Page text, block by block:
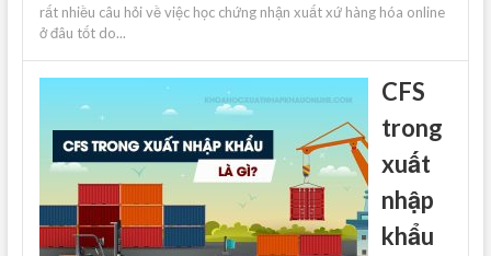
rất nhiều câu hỏi về việc học chứng nhận xuất xứ hàng hóa online
ở đâu tốt do...
CFS
trong
xuất
nhập
khẩu